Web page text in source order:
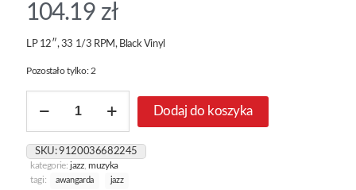
104.19 zł
LP 12″, 33 1/3 RPM, Black Vinyl
Pozostało tylko: 2
Ears
Filled
With
Wonder
Dodaj do koszyka
SKU:9120036682245
kategorie: jazz,muzyka
tagi:
awangarda jazz